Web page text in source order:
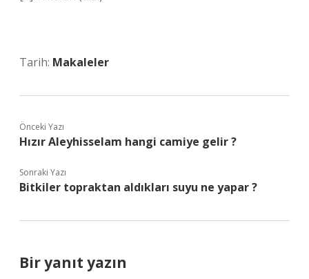
Tarih: Makaleler
Önceki Yazı
Hızır Aleyhisselam hangi camiye gelir ?
Sonraki Yazı
Bitkiler topraktan aldıkları suyu ne yapar ?
Bir yanıt yazın